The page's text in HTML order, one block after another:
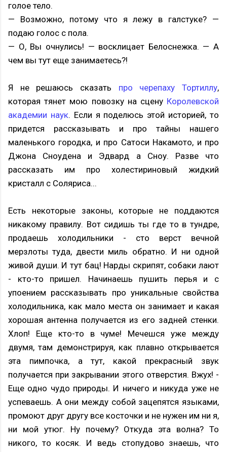
голое тело.
— Возможно, потому что я лежу в галстуке? —
подаю голос с пола.
— О, Вы очнулись! — восклицает Белоснежка. — А
чем вы тут еще занимаетесь?!
Я не решаюсь сказать про черепаху Тортиллу,
которая тянет мою повозку на сцену Королевской
академии наук. Если я поделюсь этой историей, то
придется рассказывать и про тайны нашего
маленького городка, и про Сатоси Накамото, и про
Джона Сноудена и Эдвард а Сноу. Разве что
рассказать им про холестириновый жидкий
кристалл с Соляриса...
Есть некоторые законы, которые не поддаются
никакому правилу. Вот сидишь ты где то в тундре,
продаешь холодильники - сто верст вечной
мерзлоты туда, двести миль обратно. И ни одной
живой души. И тут бац! Нарды скрипят, собаки лают
- кто-то пришел. Начинаешь пушить перья и с
упоением рассказывать про уникальные свойства
холодильника, как мало места он занимает и какая
хорошая антенна получается из его задней стенки.
Хлоп! Еще кто-то в чуме! Мечешся уже между
двумя, там демонстрируя, как плавно открывается
эта пимпочка, а тут, какой прекрасный звук
получается при закрывании этого отверстия. Вжух! -
Еще одно чудо природы. И ничего и никуда уже не
успеваешь. А они между собой зацепятся языками,
промоют друг другу все косточки и не нужен им ни я,
ни мой утюг. Ну почему? Откуда эта волна? То
никого, то косяк. И ведь стопудово знаешь, что